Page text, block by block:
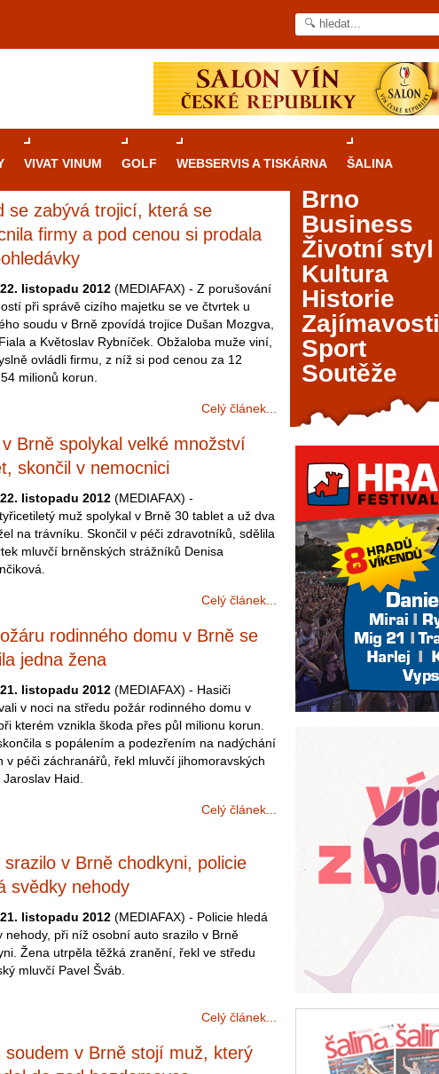
VIVAT VINUM GOLF WEBSERVIS A TISKÁRNA ŠALINA
se zabývá trojicí, která se
firmy a pod cenou si prodala
listopadu 2012 (MEDIAFAX) - Z porušování
při správě cizího majetku se ve čtvrtek u
soudu v Brně zpovídá trojice Dušan Mozgva,
a Květoslav Rybníček. Obžaloba muže viní,
ovládli firmu, z níž si pod cenou za 12
milionů korun.
Celý článek...
Brně spolykal velké množství
skončil v nemocnici
listopadu 2012 (MEDIAFAX) -
muž spolykal v Brně 30 tablet a už dva
na trávníku. Skončil v péči zdravotníků, sdělila
mluvčí brněnských strážníků Denisa
Celý článek...
rodinného domu v Brně se
jedna žena
listopadu 2012 (MEDIAFAX) - Hasiči
v noci na středu požár rodinného domu v
kterém vznikla škoda přes půl milionu korun.
s popálením a podezřením na nadýchání
v péči záchranářů, řekl mluvčí jihomoravských
Haid.
Celý článek...
srazilo v Brně chodkyni, policie
svědky nehody
listopadu 2012 (MEDIAFAX) - Policie hledá
nehody, při níž osobní auto srazilo v Brně
Žena utrpěla těžká zranění, řekl ve středu
mluvčí Pavel Šváb.
Celý článek...
soudem v Brně stojí muž, který
kasinovými hrami v Brně: Od
po video automaty
městem známým pro zajímavé památky, skvělé
divadla a univerzity. Mimo jiné je ale také
kde si můžete legálně a bezpečně vyzkoušet
kasinové hry. V neustále kvetoucí moravské
naleznete širokou nabídku her od klasické
až po moderní automaty jak pro pravidelné
Celý článek...
Brno
Business
Životní styl
Kultura
Historie
Zajímavosti
Sport
Soutěže